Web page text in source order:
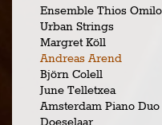
Ensemble Thios
Urban Strings
Margret Köll
Andreas Arend
Björn Colell
June Telletxea
Amsterdam Piano